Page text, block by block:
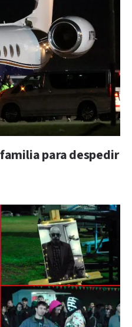
para despedir